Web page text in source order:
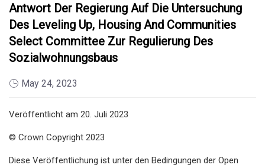
Antwort Der Regierung Auf Die Untersuchung
Des Leveling Up, Housing And Communities
Select Committee Zur Regulierung Des
Sozialwohnungsbaus
May 24, 2023
Veröffentlicht am 20. Juli 2023
© Crown Copyright 2023
Diese Veröffentlichung ist unter den Bedingungen der Open